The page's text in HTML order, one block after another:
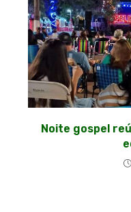
Noite gospel